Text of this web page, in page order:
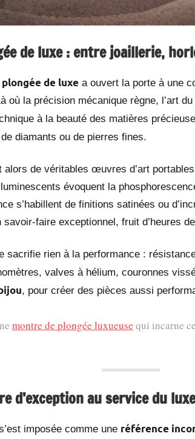
de luxe : entre joaillerie,
de luxe a ouvert la porte à une
où la précision mécanique règne, l’art
à la beauté des matières
diamants ou de pierres fines.
alors de véritables œuvres d’art
évoquent la
s’habillent de finitions satinées ou
savoir-faire exceptionnel, fruit d’heures
sacrifie rien à la performance :
valves à hélium, couronnes
, pour créer des pièces aussi
montre de plongée luxueuse qui incarne
d’exception au service du luxe
imposée comme une référence